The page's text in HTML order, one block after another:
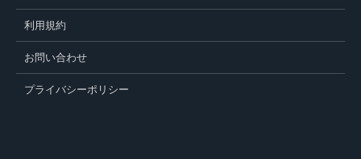
利用規約
お問い合わせ
プライバシーポリシー